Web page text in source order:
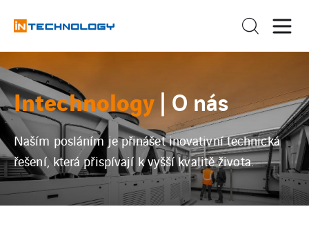
Intechnology| O nás
Naším posláním je přinášet inovativní technická
řešení, která přispívají k vyšší kvalitě života.